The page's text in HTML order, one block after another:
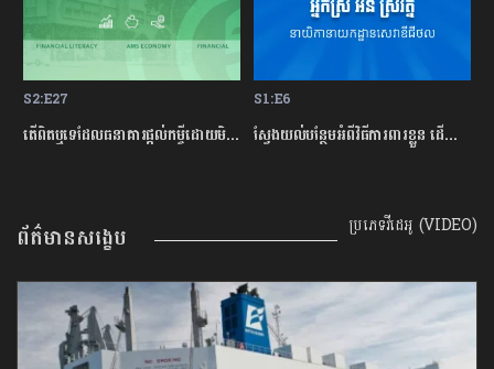
S2:E27
តើពិតឬទេដែលធនាគារផ្ដល់កម្ចីដោយមិនសិក្សាលើលទ្ធភាពសងត្រឡប់?
S1:E6
ស្វែងយល់បន្ថែមអំពីវិធីការពារខ្លួន ដើម្បីជៀសវាងពីការឆបោកតាមបច្ចេកវិទ្យាហិរញ្ញវត្ថុ!
ព័ត៌មានសង្ខេប ប្រភេទវីដេអូ (VIDEO)